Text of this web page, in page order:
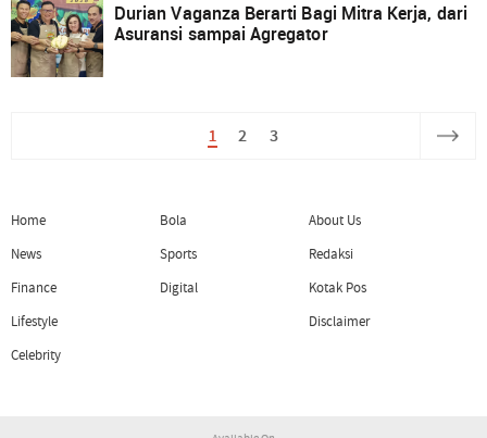
Durian Vaganza Berarti Bagi Mitra Kerja, dari
Asuransi sampai Agregator
1 2 3
Home
News
Finance
Lifestyle
Celebrity
Bola
Sports
Digital
About Us
Redaksi
Kotak Pos
Disclaimer